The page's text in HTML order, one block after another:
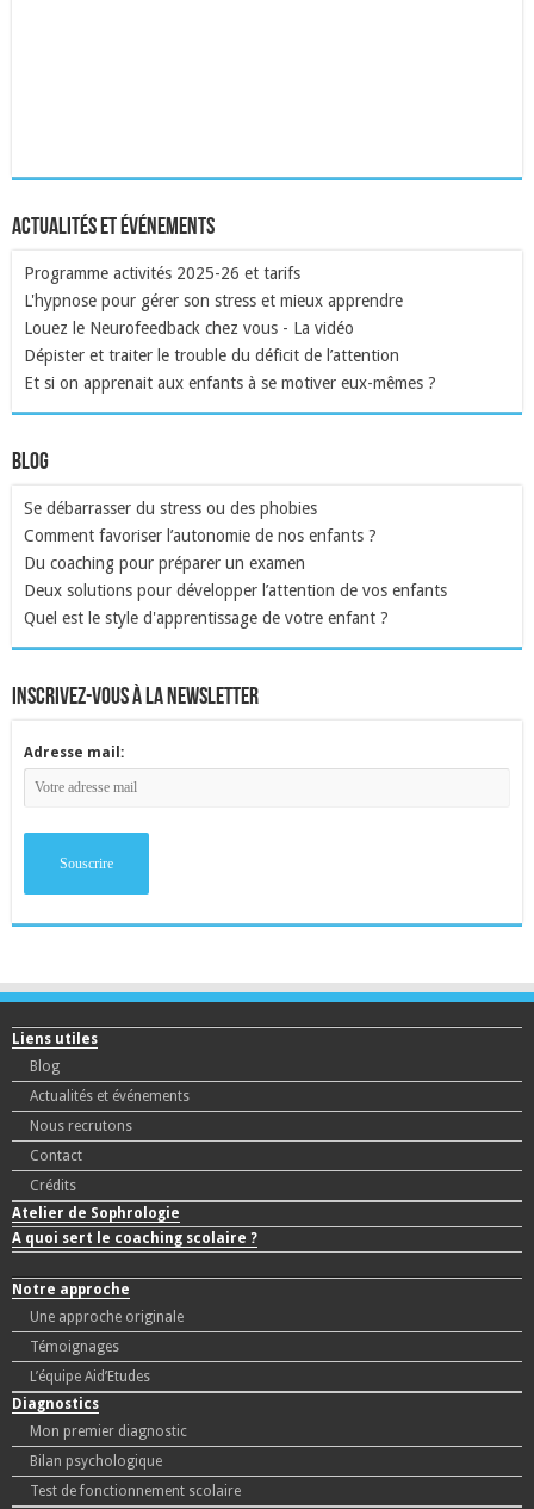
Actualités et événements
Programme activités 2025-26 et tarifs
L'hypnose pour gérer son stress et mieux apprendre
Louez le Neurofeedback chez vous - La vidéo
Dépister et traiter le trouble du déficit de l’attention
Et si on apprenait aux enfants à se motiver eux-mêmes ?
Blog
Se débarrasser du stress ou des phobies
Comment favoriser l’autonomie de nos enfants ?
Du coaching pour préparer un examen
Deux solutions pour développer l’attention de vos enfants
Quel est le style d'apprentissage de votre enfant ?
inscrivez-vous à la newsletter
Adresse mail:
Liens utiles
Blog
Actualités et événements
Nous recrutons
Contact
Crédits
Atelier de Sophrologie
A quoi sert le coaching scolaire ?
Notre approche
Une approche originale
Témoignages
L’équipe Aid’Etudes
Diagnostics
Mon premier diagnostic
Bilan psychologique
Test de fonctionnement scolaire